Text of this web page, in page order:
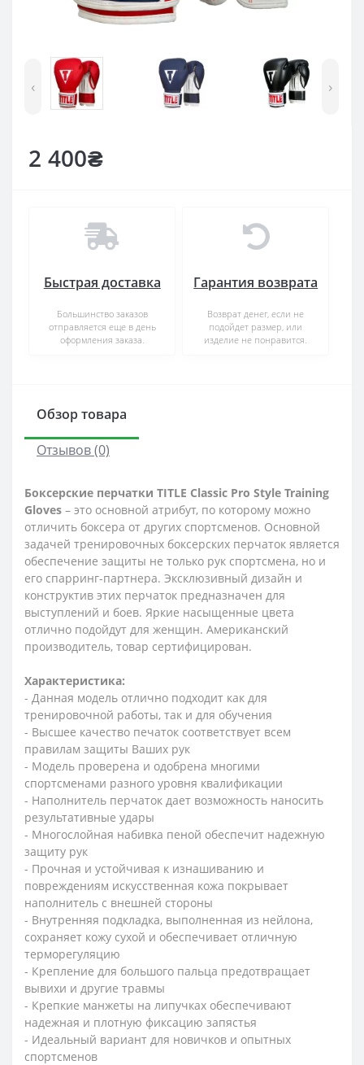
‹ ›
2 400₴
Быстрая доставка
Большинство заказов
отправляется еще в день
оформления заказа.
Гарантия возврата
Возврат денег, если не
подойдет размер, или
изделие не понравится.
Обзор товара
Отзывов (0)
Боксерские перчатки TITLE Classic Pro Style Training
Gloves – это основной атрибут, по которому можно
отличить боксера от других спортсменов. Основной
задачей тренировочных боксерских перчаток является
обеспечение защиты не только рук спортсмена, но и
его спарринг-партнера. Эксклюзивный дизайн и
конструктив этих перчаток предназначен для
выступлений и боев. Яркие насыщенные цвета
отлично подойдут для женщин. Американский
производитель, товар сертифицирован.
Характеристика:
- Данная модель отлично подходит как для
тренировочной работы, так и для обучения
- Высшее качество печаток соответствует всем
правилам защиты Ваших рук
- Модель проверена и одобрена многими
спортсменами разного уровня квалификации
- Наполнитель перчаток дает возможность наносить
результативные удары
- Многослойная набивка пеной обеспечит надежную
защиту рук
- Прочная и устойчивая к изнашиванию и
повреждениям искусственная кожа покрывает
наполнитель с внешней стороны
- Внутренняя подкладка, выполненная из нейлона,
сохраняет кожу сухой и обеспечивает отличную
терморегуляцию
- Крепление для большого пальца предотвращает
вывихи и другие травмы
- Крепкие манжеты на липучках обеспечивают
надежная и плотную фиксацию запястья
- Идеальный вариант для новичков и опытных
спортсменов